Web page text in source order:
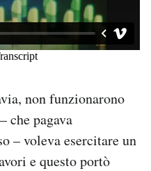
non funzionarono
che pagava
– voleva esercitare un
e questo portò